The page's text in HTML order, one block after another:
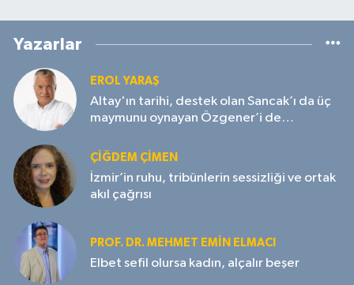
Yazarlar
EROL YARAŞ
Altay'ın tarihi, destek olan Sancak’ı da üç
maymunu oynayan Özgener’i de
ÇIĞDEM ÇIMEN
İzmir’in ruhu, tribünlerin sessizliği ve ortak
akıl çağrısı
PROF. DR. MEHMET EMIN ELMACI
Elbet sefil olursa kadın, alçalır beşer